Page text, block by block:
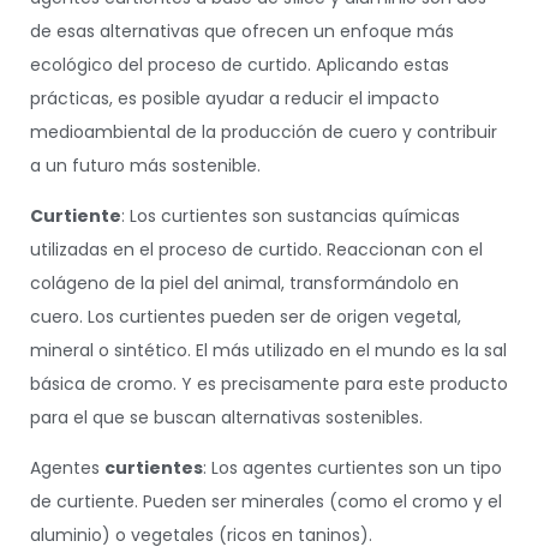
de esas alternativas que ofrecen un enfoque más
ecológico del proceso de curtido. Aplicando estas
prácticas, es posible ayudar a reducir el impacto
medioambiental de la producción de cuero y contribuir
a un futuro más sostenible.
Curtiente: Los curtientes son sustancias químicas
utilizadas en el proceso de curtido. Reaccionan con el
colágeno de la piel del animal, transformándolo en
cuero. Los curtientes pueden ser de origen vegetal,
mineral o sintético. El más utilizado en el mundo es la sal
básica de cromo. Y es precisamente para este producto
para el que se buscan alternativas sostenibles.
Agentes curtientes: Los agentes curtientes son un tipo
de curtiente. Pueden ser minerales (como el cromo y el
aluminio) o vegetales (ricos en taninos).